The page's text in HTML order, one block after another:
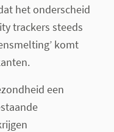
het onderscheid
trackers steeds
komt
een